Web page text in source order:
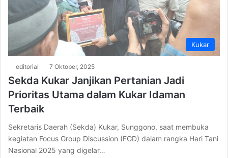
Kukar
editorial 7 Oktober, 2025
Sekda Kukar Janjikan Pertanian Jadi
Prioritas Utama dalam Kukar Idaman
Terbaik
Sekretaris Daerah (Sekda) Kukar, Sunggono, saat membuka
kegiatan Focus Group Discussion (FGD) dalam rangka Hari Tani
Nasional 2025 yang digelar…